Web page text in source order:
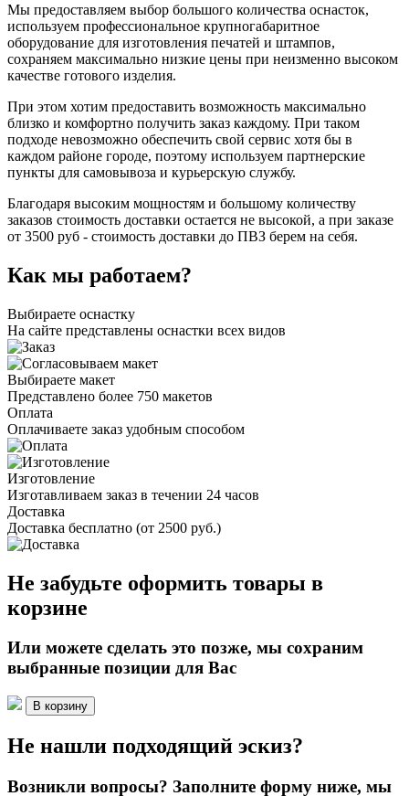
Мы предоставляем выбор большого количества оснасток,
используем профессиональное крупногабаритное
оборудование для изготовления печатей и штампов,
сохраняем максимально низкие цены при неизменно высоком
качестве готового изделия.
При этом хотим предоставить возможность максимально
близко и комфортно получить заказ каждому. При таком
подходе невозможно обеспечить свой сервис хотя бы в
каждом районе городе, поэтому используем партнерские
пункты для самовывоза и курьерскую службу.
Благодаря высоким мощностям и большому количеству
заказов стоимость доставки остается не высокой, а при заказе
от 3500 руб - стоимость доставки до ПВЗ берем на себя.
Как мы работаем?
Выбираете оснастку
На сайте представлены оснастки всех видов
Выбираете макет
Представлено более 750 макетов
Оплата
Оплачиваете заказ удобным способом
Изготовление
Изготавливаем заказ в течении 24 часов
Доставка
Доставка бесплатно (от 2500 руб.)
Не забудьте оформить товары в
корзине
Или можете сделать это позже, мы сохраним
выбранные позиции для Вас
В корзину
Не нашли подходящий эскиз?
Возникли вопросы? Заполните форму ниже, мы